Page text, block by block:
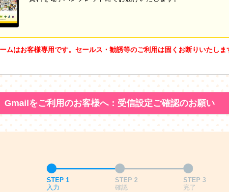
ムはお客様専用です。セールス・勧誘等のご利用は固くお断りいたしま
Gmailをご利用のお客様へ：受信設定ご確認のお願い
STEP 1
入力
STEP 2
確認
STEP 3
完了